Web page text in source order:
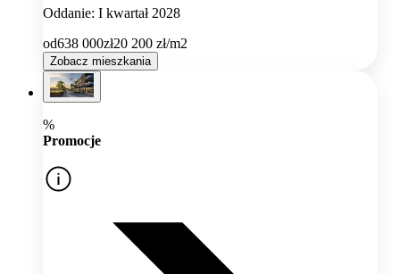
Oddanie: I kwartał 2028
od638 000zł20 200 zł/m2
Zobacz mieszkania
%
Promocje